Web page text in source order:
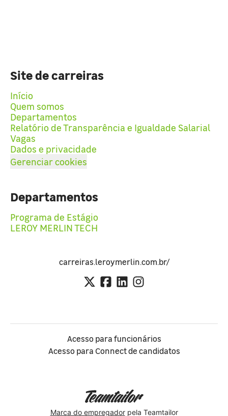
Site de carreiras
Início
Quem somos
Departamentos
Relatório de Transparência e Igualdade Salarial
Vagas
Dados e privacidade
Gerenciar cookies
Departamentos
Programa de Estágio
LEROY MERLIN TECH
carreiras.leroymerlin.com.br/
Acesso para funcionários
Acesso para Connect de candidatos
Marca do empregadorpela Teamtailor